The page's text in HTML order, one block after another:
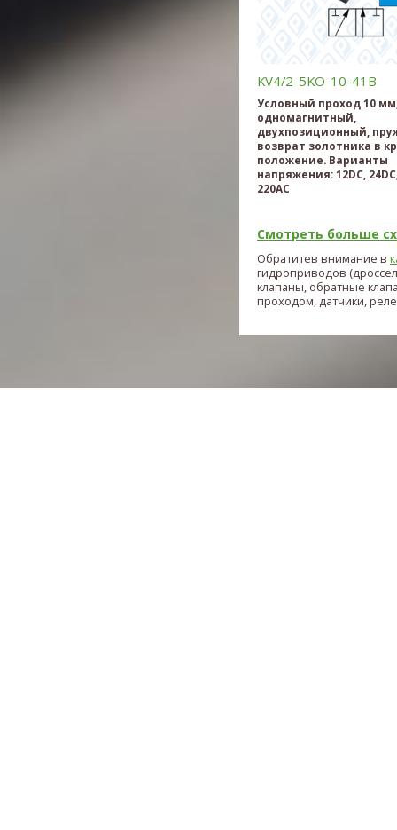
KV4/2-5KO-10-41B
Условный проход 10
одномагнитный,
двухпозиционный,
возврат золотника в
положение. Варианты
напряжения: 12DC,
220AC
Смотреть больше
Обратитев внимание в
гидроприводов
клапаны, обратные
проходом, датчики, реле